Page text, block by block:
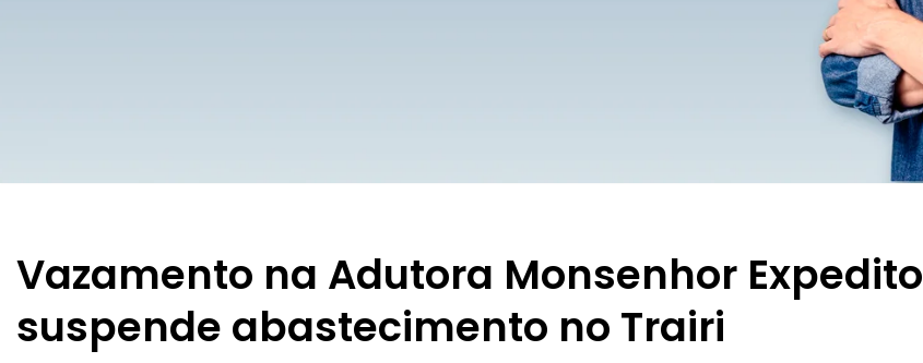
Vazamento na Adutora Monsenhor Expedito
suspende abastecimento no Trairi